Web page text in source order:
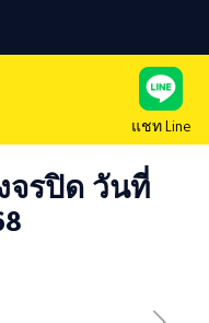
แชท Line
จรปิด วันที่